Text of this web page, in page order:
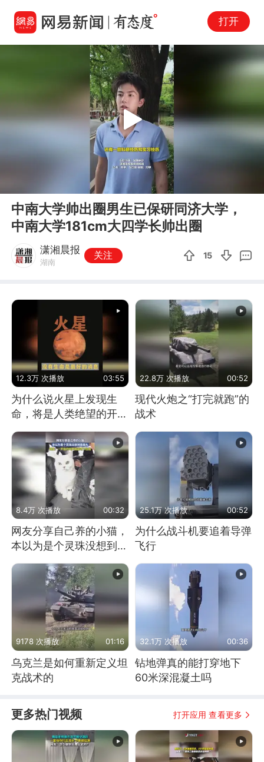
打开
Play
中南大学帅出圈男生已保研同济大学，
中南大学181cm大四学长帅出圈
潇湘晨报
湖南
关注 15
12.3万 次播放 03:55
为什么说火星上发现生
命，将是人类绝望的开
始？
22.8万 次播放 00:52
现代火炮之“打完就跑”的
战术
8.4万 次播放 00:32
网友分享自己养的小猫，
本以为是个灵珠没想到是
25.1万 次播放 00:52
为什么战斗机要追着导弹
飞行
9178 次播放 01:16
乌克兰是如何重新定义坦
克战术的
32.1万 次播放 00:36
钻地弹真的能打穿地下
60米深混凝土吗
更多热门视频 打开应用 查看更多